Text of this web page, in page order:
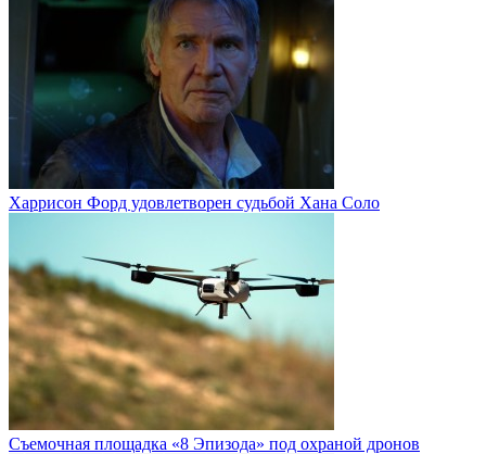
Харрисон Форд удовлетворен судьбой Хана Соло
Cъемочная площадка «8 Эпизода» под охраной дронов